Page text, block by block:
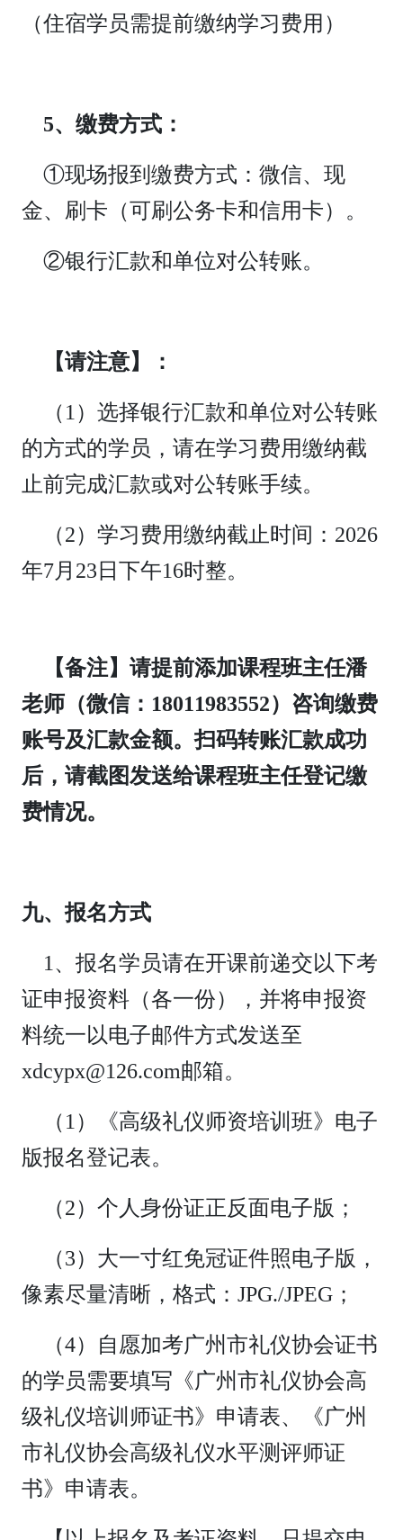
（住宿学员需提前缴纳学习费用）
5、缴费方式：
①现场报到缴费方式：微信、现
金、刷卡（可刷公务卡和信用卡）。
②银行汇款和单位对公转账。
【请注意】：
（1）选择银行汇款和单位对公转账
的方式的学员，请在学习费用缴纳截
止前完成汇款或对公转账手续。
（2）学习费用缴纳截止时间：2026
年7月23日下午16时整。
【备注】请提前添加课程班主任潘
老师（微信：18011983552）咨询缴费
账号及汇款金额。扫码转账汇款成功
后，请截图发送给课程班主任登记缴
费情况。
九、报名方式
1、报名学员请在开课前递交以下考
证申报资料（各一份），并将申报资
料统一以电子邮件方式发送至
xdcypx@126.com邮箱。
（1）《高级礼仪师资培训班》电子
版报名登记表。
（2）个人身份证正反面电子版；
（3）大一寸红免冠证件照电子版，
像素尽量清晰，格式：JPG./JPEG；
（4）自愿加考广州市礼仪协会证书
的学员需要填写《广州市礼仪协会高
级礼仪培训师证书》申请表、《广州
市礼仪协会高级礼仪水平测评师证
书》申请表。